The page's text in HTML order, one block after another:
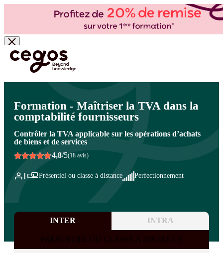
Skip to main content
Vous êtes ici : Accueil >Cegos, organisme de formation à Paris et en régions
Comptabilité - Fiscalité>
Formation - Maîtriser la TVA dans la
comptabilité fournisseurs
Contrôler la TVA applicable sur les opérations d’achats
de biens et de services
4,8/5(18 avis)
Présentiel ou classe à distance Perfectionnement
INTER INTRA
PRESENTIEL OU CLASSE A DISTANCE